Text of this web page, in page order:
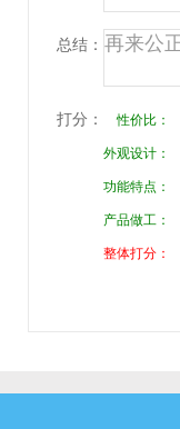
总结：
打分： 性价比：
外观设计：
功能特点：
产品做工：
整体打分：